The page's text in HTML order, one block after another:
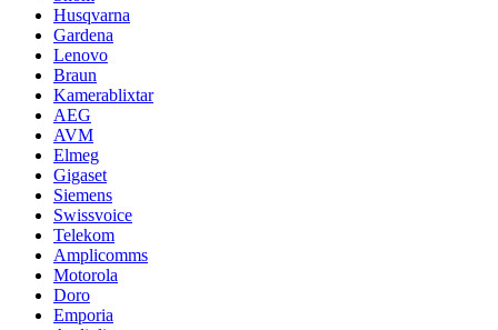
Husqvarna
Gardena
Lenovo
Braun
Kamerablixtar
AEG
AVM
Elmeg
Gigaset
Siemens
Swissvoice
Telekom
Amplicomms
Motorola
Doro
Emporia